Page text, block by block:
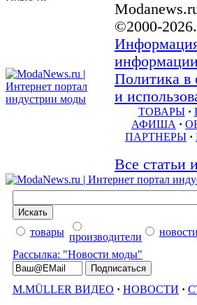
©2000-
Политика в
и
ТОВАРЫ ·
АФИША ·
ПАРТНЕРЫ ·
Все статьи
товары производители новости
Рассылка: "Новости моды"
M.MÜLLER ВИДЕО · НОВОСТИ ·